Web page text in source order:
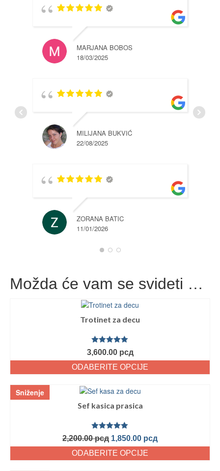
MARJANA BOBOS
18/03/2025
MILIJANA BUKVIĆ
22/08/2025
ZORANA BATIC
11/01/2026
Možda će vam se svideti …
Trotinet za decu
Ocenjeno
sa5.00 od
5
3,600.00 рсд
ODABERITE OPCIJE
Sniženje
Sef kasica prasica
Ocenjeno
sa5.00od
5
2,200.00рсд 1,850.00 рсд
ODABERITE OPCIJE